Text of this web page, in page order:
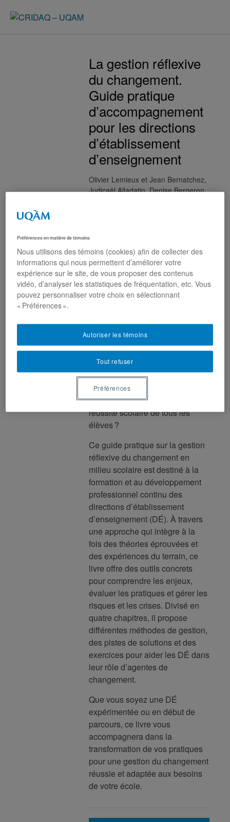
La gestion réflexive
du changement.
Guide pratique
d’accompagnement
pour les directions
d’établissement
d’enseignement
Olivier Lemieux
Jean Bernatchez,
Judicaël Alladatin, Denise Bergeron
Comment exercer un pilotage
efficace d’un établissement
scolaire dans un contexte en
constante évolution ? Entre la
gestion des ressources
humaines et matérielles, la
les exigences sociétales
renouvelées, comment garantir
une direction rigoureuse et
adaptée ? Comment
accompagner ces
transformations tout en assurant
la stabilité de l’école et la
réussite scolaire de tous les
élèves ?
Ce guide pratique sur la gestion
réflexive du changement en
milieu scolaire est destiné à la
formation et au développement
professionnel continu des
directions d’établissement
d’enseignement (DÉ). À travers
une approche qui intègre à la
fois des théories éprouvées et
des expériences du terrain, ce
livre offre des outils concrets
pour comprendre les enjeux,
évaluer les pratiques et gérer les
risques et les crises. Divisé en
quatre chapitres, il propose
différentes méthodes de gestion,
des pistes de solutions et des
exercices pour aider les DÉ dans
leur rôle d’agentes de
changement.
Que vous soyez une DÉ
expérimentée ou en début de
parcours, ce livre vous
accompagnera dans la
transformation de vos pratiques
pour une gestion du changement
réussie et adaptée aux besoins
de votre école.
Préférences en matière de témoins
Nous utilisons des témoins (cookies) afin de collecter des
informations qui nous permettent d’améliorer votre
expérience sur le site, de vous proposer des contenus
vidéo, d’analyser les statistiques de fréquentation, etc. Vous
pouvez personnaliser votre choix en sélectionnant
« Préférences ».
Tout refuser
Autoriser les témoins
Préférences